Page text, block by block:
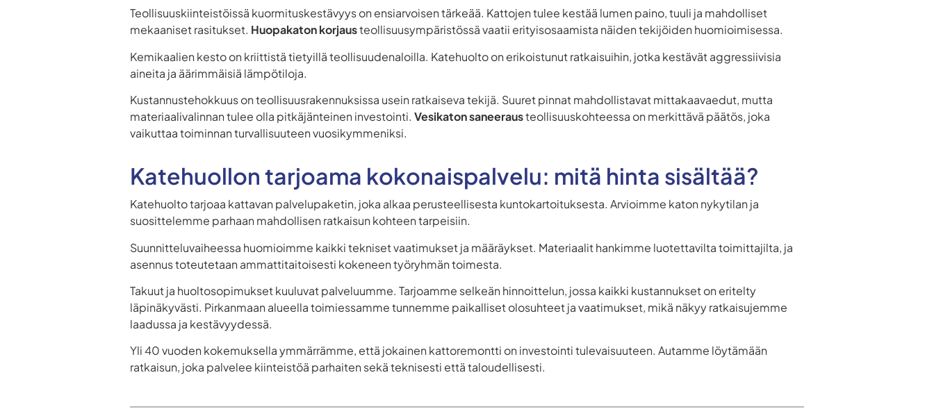
Teollisuuskiinteistöissä kuormituskestävyys on ensiarvoisen tärkeää. Kattojen tulee kestää lumen paino, tuuli ja mahdolliset
mekaaniset rasitukset. Huopakaton korjausteollisuusympäristössä vaatii erityisosaamista näiden tekijöiden huomioimisessa.
Kemikaalien kesto on kriittistä tietyillä teollisuudenaloilla. Katehuolto on erikoistunut ratkaisuihin, jotka kestävät aggressiivisia
aineita ja äärimmäisiä lämpötiloja.
Kustannustehokkuus on teollisuusrakennuksissa usein ratkaiseva tekijä. Suuret pinnat mahdollistavat mittakaavaedut, mutta
materiaalivalinnan tulee olla pitkäjänteinen investointi. Vesikaton saneerausteollisuuskohteessa on merkittävä päätös, joka
vaikuttaa toiminnan turvallisuuteen vuosikymmeniksi.
Katehuollon tarjoama kokonaispalvelu: mitä hinta sisältää?
Katehuolto tarjoaa kattavan palvelupaketin, joka alkaa perusteellisesta kuntokartoituksesta. Arvioimme katon nykytilan ja
suosittelemme parhaan mahdollisen ratkaisun kohteen tarpeisiin.
Suunnitteluvaiheessa huomioimme kaikki tekniset vaatimukset ja määräykset. Materiaalit hankimme luotettavilta toimittajilta, ja
asennus toteutetaan ammattitaitoisesti kokeneen työryhmän toimesta.
Takuut ja huoltosopimukset kuuluvat palveluumme. Tarjoamme selkeän hinnoittelun, jossa kaikki kustannukset on eritelty
läpinäkyvästi. Pirkanmaan alueella toimiessamme tunnemme paikalliset olosuhteet ja vaatimukset, mikä näkyy ratkaisujemme
laadussa ja kestävyydessä.
Yli 40 vuoden kokemuksella ymmärrämme, että jokainen kattoremontti on investointi tulevaisuuteen. Autamme löytämään
ratkaisun, joka palvelee kiinteistöä parhaiten sekä teknisesti että taloudellisesti.